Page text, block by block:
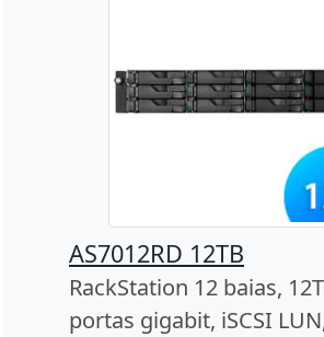
AS7012RD 12TB
RackStation 12 baias,
portas gigabit, iSCSI